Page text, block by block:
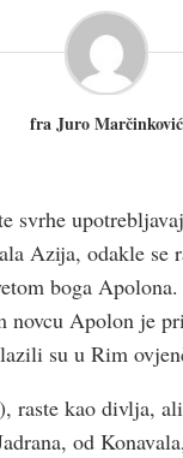
fra Juro Marčinković
Azija, odakle
boga
Apolon je
su u Rim
raste kao divlja,
od